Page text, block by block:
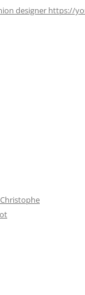
designer https://